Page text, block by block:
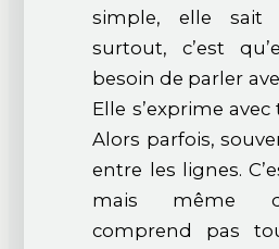
simple, elle sait
surtout, c’est
besoin de parler
Elle s’exprime
Alors parfois,
entre les lignes.
mais même
comprend pas